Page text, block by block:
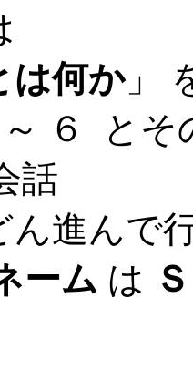
は何か 」
６ と
話
ん進ん
ーム は